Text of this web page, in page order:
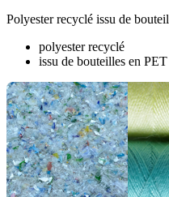
Polyester recyclé issu de
polyester recyclé
issu de bouteilles en